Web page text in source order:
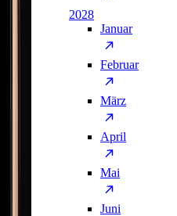
2028
Januar
Februar
März
April
Mai
Juni